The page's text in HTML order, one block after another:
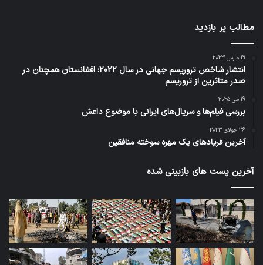
مطالب پر بازدید
19 مارس 2023
انتشار شاخص تروریسم جهانی در سال 2022: افغانستان همچنان در
صدر متاثرین از تروریسم
19 می 2025
بررسی فیلم‌ها و سریال‌های ایرانی با موضوع داعش
26 جولای 2023
آخرین فریادهای یک مهره سوخته منافقین
آخرین پست های بازبینی شده